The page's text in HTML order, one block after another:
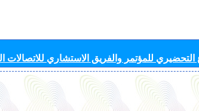
للمؤتمر والفريق الاستشاري للاتصالات